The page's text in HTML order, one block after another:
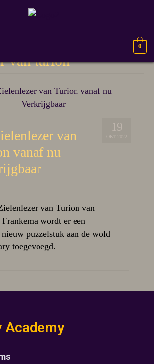
0
van turion
19
OKT 2022
van
vanaf nu
van Turion van
wordt er een
puzzelstuk aan de wold
toegevoegd.
Academy